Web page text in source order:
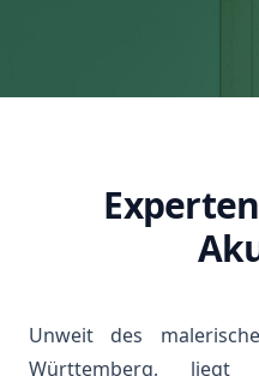
Unweit des
Württemberg,